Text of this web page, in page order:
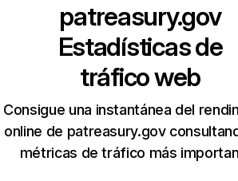
patreasury.gov
Estadísticas de
tráfico web
Consigue una instantánea del
online de patreasury.gov
métricas de tráfico más